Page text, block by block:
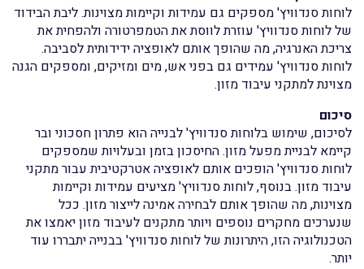
לוחות סנדוויץ' מספקים גם עמידות וקיימות מצוינות. ליבת הבידוד
של לוחות סנדוויץ' עוזרת לווסת את הטמפרטורה ולהפחית את
צריכת האנרגיה, מה שהופך אותם לאופציה ידידותית לסביבה.
לוחות סנדוויץ' עמידים גם בפני אש, מים ומזיקים, ומספקים הגנה
מצוינת למתקני עיבוד מזון.
סיכום
לסיכום, שימוש בלוחות סנדוויץ' לבנייה הוא פתרון חסכוני ובר
קיימא לבניית מפעל מזון. החיסכון בזמן ובעלויות שמספקים
לוחות סנדוויץ' הופכים אותם לאופציה אטרקטיבית עבור מתקני
עיבוד מזון. בנוסף, לוחות סנדוויץ' מציעים עמידות וקיימות
מצוינות, מה שהופך אותם לבחירה אמינה לייצור מזון. ככל
שנערכים מחקרים נוספים ויותר מתקנים לעיבוד מזון יאמצו את
הטכנולוגיה הזו, היתרונות של לוחות סנדוויץ' בבנייה יתבררו עוד
יותר.